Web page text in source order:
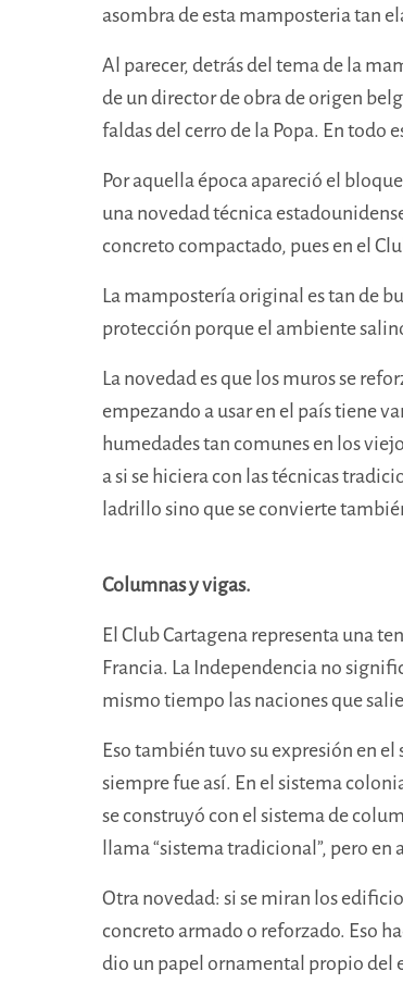
asombra de esta mamposteria tan
Al parecer, detrás del tema de la
de un director de obra de origen
faldas del cerro de la Popa. En todo
Por aquella época apareció el
una novedad técnica
concreto compactado, puesen el
La mampostería original es tan de
protección porque el ambiente
La novedad es que los muros se
empezando a usar en el país tiene
humedades tan comunes en los
a si se hiciera con lastécnicas
ladrillo sino que se convierte
Columnas y vigas.
El Club Cartagena representa una
Francia. La Independencia no
mismo tiempo las naciones que
Eso también tuvo su expresión en
siempre fue así. En el sistema
se construyó con el sistema de
llama “sistema tradicional”, pero
Otra novedad: si se miran los
concreto armado o reforzado. Eso
dio un papel ornamental propio del